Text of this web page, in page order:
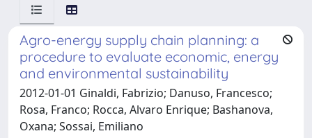
Agro-energy supply chain planning: a
procedure to evaluate economic, energy
and environmental sustainability
2012-01-01 Ginaldi, Fabrizio; Danuso, Francesco;
Rosa, Franco; Rocca, Alvaro Enrique; Bashanova,
Oxana; Sossai, Emiliano